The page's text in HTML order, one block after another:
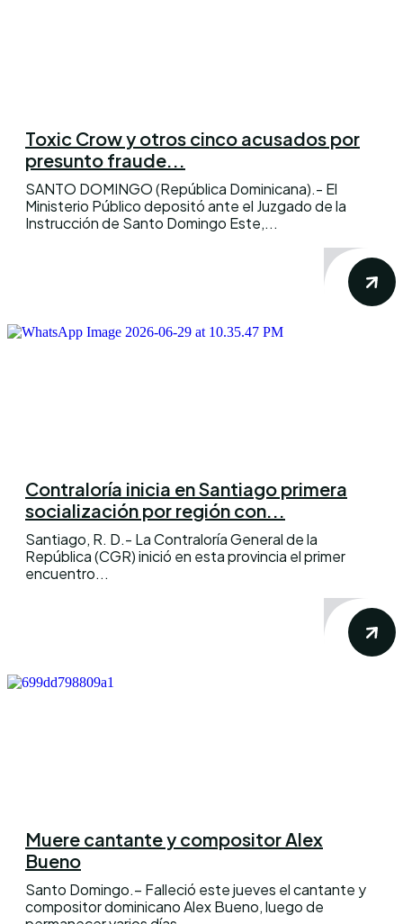
Toxic Crow y otros cinco acusados por
presunto fraude...
SANTO DOMINGO (República Dominicana).- El
Ministerio Público depositó ante el Juzgado de la
Instrucción de Santo Domingo Este,...
Contraloría inicia en Santiago primera
socialización por región con...
Santiago, R. D.- La Contraloría General de la
República (CGR) inició en esta provincia el primer
encuentro...
Muere cantante y compositor Alex
Bueno
Santo Domingo.– Falleció este jueves el cantante y
compositor dominicano Alex Bueno, luego de